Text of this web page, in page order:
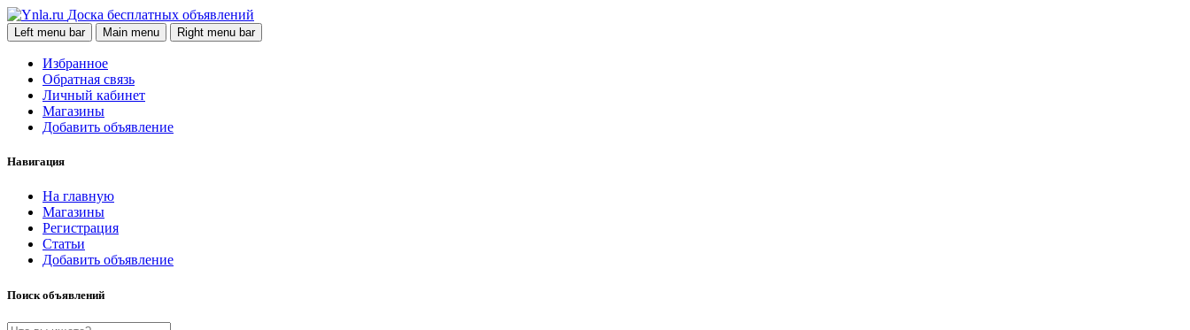
Доска бесплатных объявлений
Left menu bar Main menu Right menu bar
Избранное
Обратная связь
Личный кабинет
Магазины
Добавить объявление
Навигация
На главную
Магазины
Регистрация
Статьи
Добавить объявление
Поиск объявлений